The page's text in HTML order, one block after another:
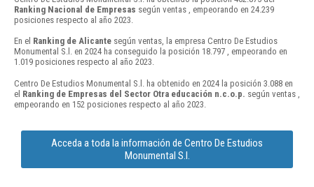
Ranking Nacional de Empresas según ventas , empeorando en 24.239
posiciones respecto al año 2023.
En el Ranking de Alicante según ventas, la empresa Centro De Estudios
Monumental S.l. en 2024 ha conseguido la posición 18.797 , empeorando en
1.019 posiciones respecto al año 2023.
Centro De Estudios Monumental S.l. ha obtenido en 2024 la posición 3.088 en
el Ranking de Empresas del Sector Otra educación n.c.o.p. según ventas ,
empeorando en 152 posiciones respecto al año 2023.
Acceda a toda la información de Centro De Estudios
Monumental S.l.